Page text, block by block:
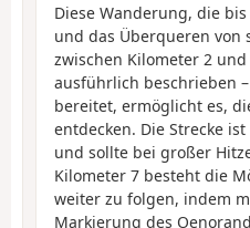
Diese Wanderung, die
und das Überqueren von
zwischen Kilometer 2
ausführlich beschrieben
bereitet, ermöglicht es,
entdecken. Die Strecke
und sollte bei großer
Kilometer 7 besteht die
weiter zu folgen, indem
Markierung des